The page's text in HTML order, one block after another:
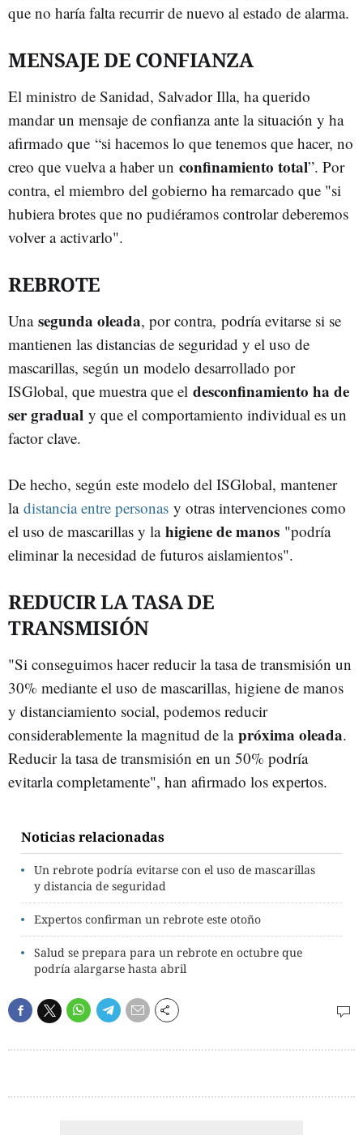
que no haría falta recurrir de nuevo al estado de alarma.
MENSAJE DE CONFIANZA
El ministro de Sanidad, Salvador Illa, ha querido
mandar un mensaje de confianza ante la situación y ha
afirmado que “si hacemos lo que tenemos que hacer, no
creo que vuelva a haber un confinamiento total”. Por
contra, el miembro del gobierno ha remarcado que "si
hubiera brotes que no pudiéramos controlar deberemos
volver a activarlo".
REBROTE
Una segunda oleada, por contra, podría evitarse si se
mantienen las distancias de seguridad y el uso de
mascarillas, según un modelo desarrollado por
ISGlobal, que muestra que el desconfinamiento ha de
ser gradual y que el comportamiento individual es un
factor clave.
De hecho, según este modelo del ISGlobal, mantener
la distancia entre personas y otras intervenciones como
el uso de mascarillas y la higiene de manos "podría
eliminar la necesidad de futuros aislamientos".
REDUCIR LA TASA DE
TRANSMISIÓN
"Si conseguimos hacer reducir la tasa de transmisión un
30% mediante el uso de mascarillas, higiene de manos
y distanciamiento social, podemos reducir
considerablemente la magnitud de la próxima oleada.
Reducir la tasa de transmisión en un 50% podría
evitarla completamente", han afirmado los expertos.
Noticias relacionadas
Un rebrote podría evitarse con el uso de mascarillas
y distancia de seguridad
Expertos confirman un rebrote este otoño
Salud se prepara para un rebrote en octubre que
podría alargarse hasta abril